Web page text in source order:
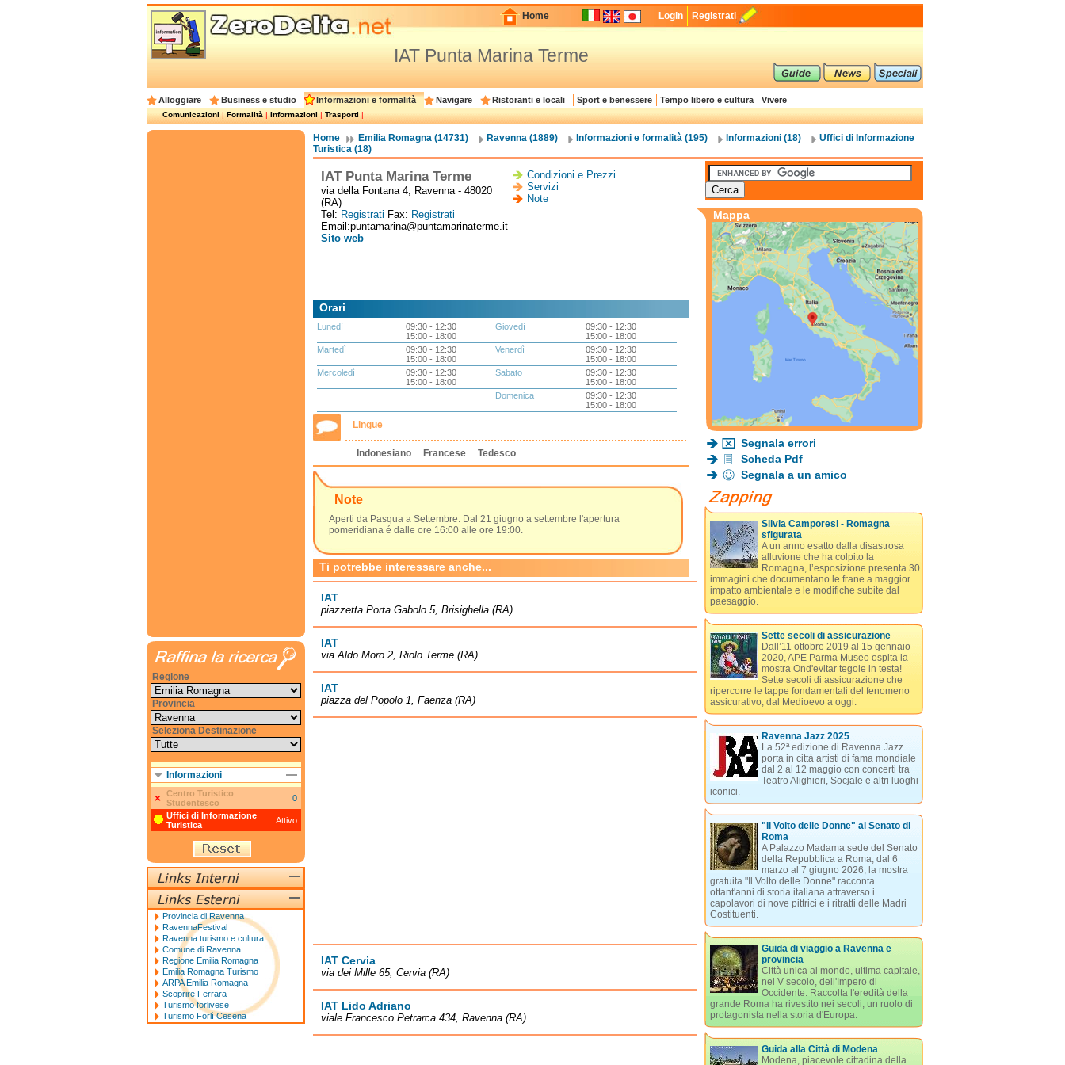
Home Login Registrati
IAT Punta Marina Terme
Alloggiare Business e studio Informazioni e formalità Navigare Ristoranti e locali Sport e benessere Tempo libero e cultura Vivere
Comunicazioni|Formalità|Informazioni|Trasporti|
Home Emilia Romagna (14731) Ravenna (1889) Informazioni e formalità (195) Informazioni (18)
Uffici di Informazione
Turistica (18)
IAT Punta Marina Terme
Condizioni e Prezzi
Servizi
Note
via della Fontana 4, Ravenna - 48020
(RA)
Tel: Registrati Fax: Registrati
Email:puntamarina@puntamarinaterme.it
Sito web
Orari
Lunedì
09:30 - 12:30
15:00 - 18:00
Martedì
09:30 - 12:30
15:00 - 18:00
Mercoledì
09:30 - 12:30
15:00 - 18:00
Giovedì
09:30 - 12:30
15:00 - 18:00
Venerdì
09:30 - 12:30
15:00 - 18:00
Sabato
09:30 - 12:30
15:00 - 18:00
Domenica
09:30 - 12:30
15:00 - 18:00
Lingue
Indonesiano Francese Tedesco
Note
Aperti da Pasqua a Settembre. Dal 21 giugno a settembre l'apertura
pomeridiana é dalle ore 16:00 alle ore 19:00.
Ti potrebbe interessare anche...
IAT
piazzetta Porta Gabolo 5, Brisighella (RA)
IAT
via Aldo Moro 2, Riolo Terme (RA)
IAT
piazza del Popolo 1, Faenza (RA)
IAT Cervia
via dei Mille 65, Cervia (RA)
IAT Lido Adriano
viale Francesco Petrarca 434, Ravenna (RA)
Mappa
Segnala errori
Scheda Pdf
Segnala a un amico
Silvia Camporesi - Romagna
sfigurata
A un anno esatto dalla disastrosa
alluvione che ha colpito la
Romagna, l’esposizione presenta 30
immagini che documentano le frane a maggior
impatto ambientale e le modifiche subite dal
paesaggio.
Sette secoli di assicurazione
Dall’11 ottobre 2019 al 15 gennaio
2020, APE Parma Museo ospita la
mostra Ond'evitar tegole in testa!
Sette secoli di assicurazione che
ripercorre le tappe fondamentali del fenomeno
assicurativo, dal Medioevo a oggi.
Ravenna Jazz 2025
La 52ª edizione di Ravenna Jazz
porta in città artisti di fama mondiale
dal 2 al 12 maggio con concerti tra
Teatro Alighieri, Socjale e altri luoghi
iconici.
"Il Volto delle Donne" al Senato di
Roma
A Palazzo Madama sede del Senato
della Repubblica a Roma, dal 6
marzo al 7 giugno 2026, la mostra
gratuita "Il Volto delle Donne" racconta
ottant'anni di storia italiana attraverso i
capolavori di nove pittrici e i ritratti delle Madri
Costituenti.
Guida di viaggio a Ravenna e
provincia
Città unica al mondo, ultima capitale,
nel V secolo, dell'Impero di
Occidente. Raccolta l'eredità della
grande Roma ha rivestito nei secoli, un ruolo di
protagonista nella storia d'Europa.
Guida alla Città di Modena
Modena, piacevole cittadina della
Regione
Provincia
Seleziona Destinazione
Informazioni
Centro Turistico
Studentesco
0
Uffici di Informazione
Turistica
Attivo
Provincia di Ravenna
RavennaFestival
Ravenna turismo e cultura
Comune di Ravenna
Regione Emilia Romagna
Emilia Romagna Turismo
ARPA Emilia Romagna
Scoprire Ferrara
Turismo forlivese
Turismo Forlì Cesena